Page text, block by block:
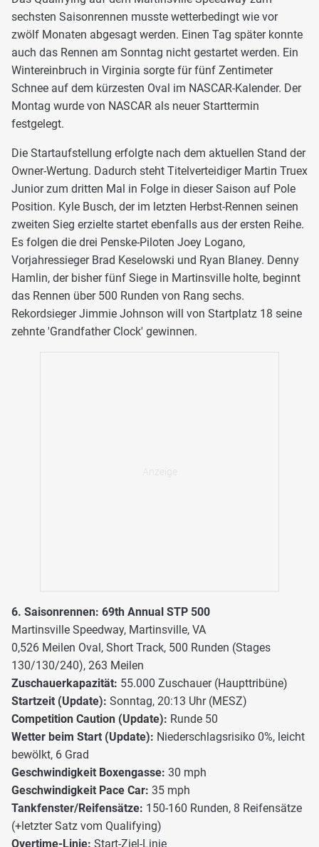
sechsten Saisonrennen musste wetterbedingt wie vor
zwölf Monaten abgesagt werden. Einen Tag später konnte
auch das Rennen am Sonntag nicht gestartet werden. Ein
Wintereinbruch in Virginia sorgte für fünf Zentimeter
Schnee auf dem kürzesten Oval im NASCAR-Kalender. Der
Montag wurde von NASCAR als neuer Starttermin
festgelegt.
Die Startaufstellung erfolgte nach dem aktuellen Stand der
Owner-Wertung. Dadurch steht Titelverteidiger Martin Truex
Junior zum dritten Mal in Folge in dieser Saison auf Pole
Position. Kyle Busch, der im letzten Herbst-Rennen seinen
zweiten Sieg erzielte startet ebenfalls aus der ersten Reihe.
Es folgen die drei Penske-Piloten Joey Logano,
Vorjahressieger Brad Keselowski und Ryan Blaney. Denny
Hamlin, der bisher fünf Siege in Martinsville holte, beginnt
das Rennen über 500 Runden von Rang sechs.
Rekordsieger Jimmie Johnson will von Startplatz 18 seine
zehnte 'Grandfather Clock' gewinnen.
6. Saisonrennen: 69th Annual STP 500
Martinsville Speedway, Martinsville, VA
0,526 Meilen Oval, Short Track, 500 Runden (Stages
130/130/240), 263 Meilen
Zuschauerkapazität: 55.000 Zuschauer (Haupttribüne)
Startzeit (Update): Sonntag, 20:13 Uhr (MESZ)
Competition Caution (Update): Runde 50
Wetter beim Start (Update): Niederschlagsrisiko 0%, leicht
bewölkt, 6 Grad
Geschwindigkeit Boxengasse: 30 mph
Geschwindigkeit Pace Car: 35 mph
Tankfenster/Reifensätze: 150-160 Runden, 8 Reifensätze
(+letzter Satz vom Qualifying)
Overtime-Linie: Start-Ziel-Linie